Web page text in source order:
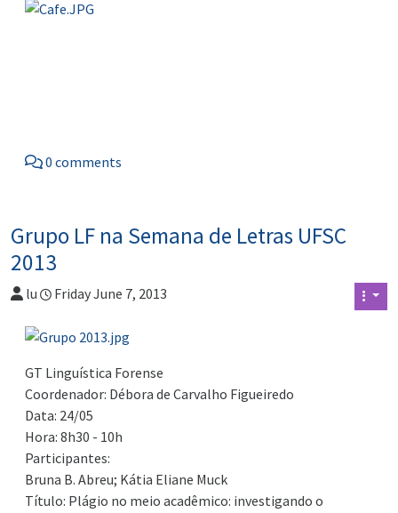
0 comments
Grupo LF na Semana de Letras UFSC
2013
lu Friday June 7, 2013
GT Linguística Forense
Coordenador: Débora de Carvalho Figueiredo
Data: 24/05
Hora: 8h30 - 10h
Participantes:
Bruna B. Abreu; Kátia Eliane Muck
Título: Plágio no meio acadêmico: investigando o